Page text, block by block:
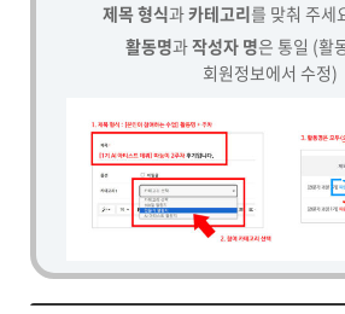
제목 형식과카테고리를 맞춰 주세
활동명과작성자 명은 통일 (활
회원정보에서 수정)